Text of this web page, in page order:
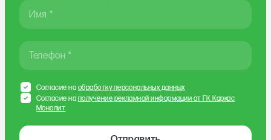
Имя *
Телефон *
Согласие на обработку персональных данных
Согласие на получение рекламной информации от ГК Каркас
Монолит